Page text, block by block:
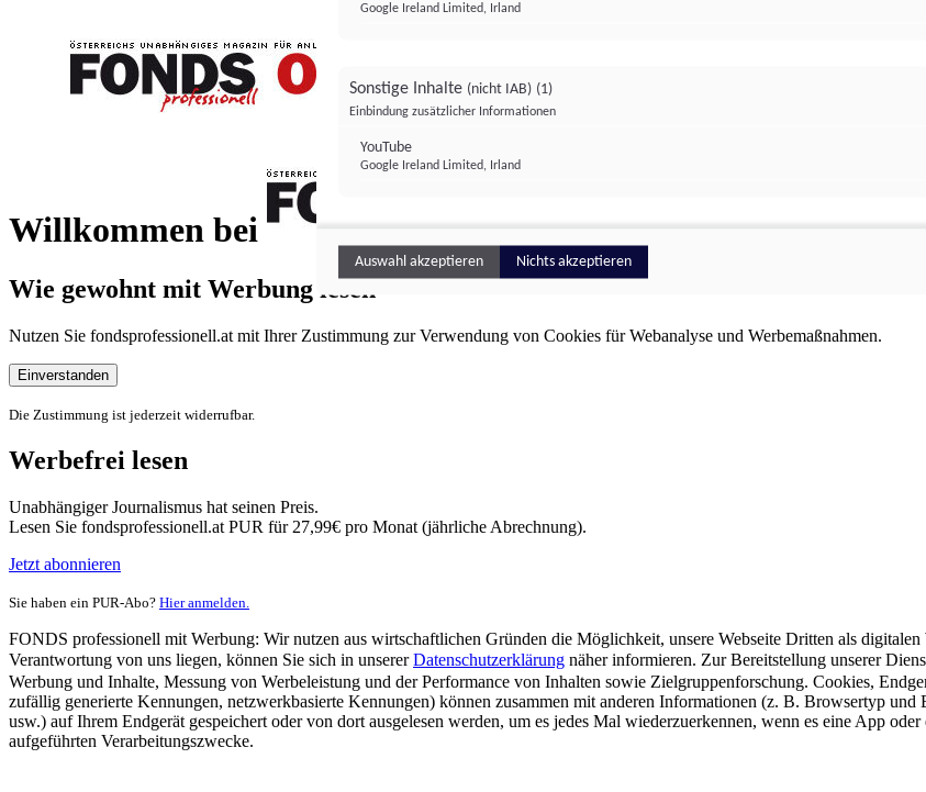
Willkommen bei
FONDS professionell
Wie gewohnt mit Werbung lesen
Nutzen Sie fondsprofessionell.at mit Ihrer Zustimmung zur Verwendung von Cookies für Webanalyse und Werbemaßnahmen.
Einverstanden
Die Zustimmung ist jederzeit widerrufbar.
Werbefrei lesen
Unabhängiger Journalismus hat seinen Preis.
Lesen Sie fondsprofessionell.at PUR für 27,99€ pro Monat (jährliche Abrechnung).
Jetzt abonnieren
Sie haben ein PUR-Abo? Hier anmelden.
FONDS professionell mit Werbung: Wir nutzen aus wirtschaftlichen Gründen die Möglichkeit, unsere Webseite Dritten als
Verantwortung von uns liegen, können Sie sich in unsererDatenschutzerklärung näher informieren. Zur Bereitstellung unserer
Werbung und Inhalte, Messung von Werbeleistung und der Performance von Inhalten sowie Zielgruppenforschung. Cookies,
zufällig generierte Kennungen, netzwerkbasierte Kennungen) können zusammen mit anderen Informationen (z. B. Browsertyp
usw.) auf Ihrem Endgerät gespeichert oder von dort ausgelesen werden, um es jedes Mal wiederzuerkennen, wenn es eine App
aufgeführten Verarbeitungszwecke.
Google Ireland Limited, Irland
Sonstige Inhalte (nicht IAB) (1)
Einbindung zusätzlicher Informationen
YouTube
Google Ireland Limited, Irland
Auswahl akzeptieren Nichts akzeptieren